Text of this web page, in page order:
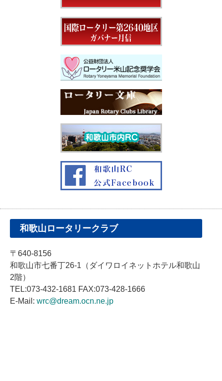
和歌山ロータリークラブ
〒640-8156
和歌山市七番丁26-1（ダイワロイネットホテル和歌山
2階）
TEL:073-432-1681 FAX:073-428-1666
E-Mail: wrc@dream.ocn.ne.jp